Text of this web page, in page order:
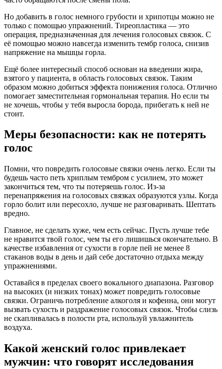
Но добавить в голос немного грубости и хрипотцы можно не
только с помощью упражнений. Тиреопластика — это
операция, предназначенная для лечения голосовых связок. С
её помощью можно навсегда изменить тембр голоса, снизив
напряжение на мышцы горла.
Ещё более интересный способ основан на введении жира,
взятого у пациента, в область голосовых связок. Таким
образом можно добиться эффекта понижения голоса. Отлично
помогает заместительная гормональная терапия. Но если ты
не хочешь, чтобы у тебя выросла борода, прибегать к ней не
стоит.
Меры безопасности: как не потерять
голос
Помни, что повредить голосовые связки очень легко. Если ты
будешь часто петь хриплым тембром с усилием, это может
закончиться тем, что ты потеряешь голос. Из-за
перенапряжения на голосовых связках образуются узлы. Когда
горло болит или пересохло, лучше не разговаривать. Шептать
вредно.
Главное, не сделать хуже, чем есть сейчас. Пусть лучше тебе
не нравится твой голос, чем ты его лишишься окончательно. В
качестве избавления от сухости в горле пей не менее 8
стаканов воды в день и дай себе достаточно отдыха между
упражнениями.
Оставайся в пределах своего вокального диапазона. Разговор
на высоких (и низких тонах) может повредить голосовые
связки. Ограничь потребление алкоголя и кофеина, они могут
вызвать сухость и раздражение голосовых связок. Чтобы слизь
не скапливалась в полости рта, используй увлажнитель
воздуха.
Какой женский голос привлекает
мужчин: что говорят исследования